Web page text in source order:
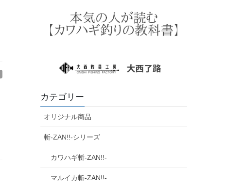
カテゴリー
オリジナル商品
斬‐ZAN!!‐シリーズ
カワハギ斬‐ZAN!!‐
マルイカ斬‐ZAN!!‐